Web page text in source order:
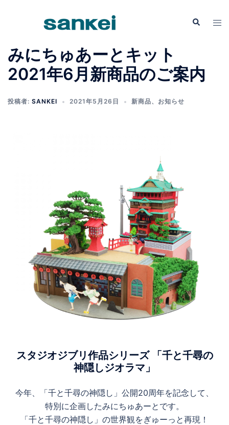
みにちゅあーとキット
2021年6月新商品のご案内
投稿者: SANKEI 2021年5月26日 新商品、 お知らせ
スタジオジブリ作品シリーズ 「千と千尋の
神隠しジオラマ」
今年、「千と千尋の神隠し」公開20周年を記念して、
特別に企画したみにちゅあーとです。
「千と千尋の神隠し」の世界観をぎゅーっと再現！